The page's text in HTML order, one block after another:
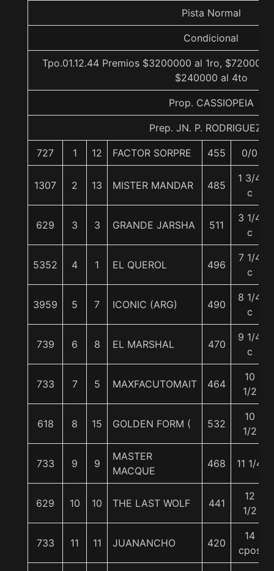
Pista Normal
Condicional
Tpo.01.12.44 Premios $3200000 al 1ro,
$240000 al 4to
Prop. CASSIOPEIA
Prep. JN. P. RODRIGUEZ E.
727 1 12 FACTOR SORPRE 455 0/0
1307 2 13 MISTER MANDAR 485
1 3/4
c
629 3 3 GRANDE JARSHA 511
3 1/4
c
5352 4 1 EL QUEROL 496
7 1/4
c
3959 5 7 ICONIC (ARG) 490
8 1/4
c
739 6 8 EL MARSHAL 470
9 1/4
c
733 7 5 MAXFACUTOMAIT 464
10
1/2
618 8 15 GOLDEN FORM ( 532
10
1/2
733 9 9
MASTER
MACQUE
468 11 1/4
629 10 10 THE LAST WOLF 441
12
1/2
733 11 11 JUANANCHO 420
14
cpos